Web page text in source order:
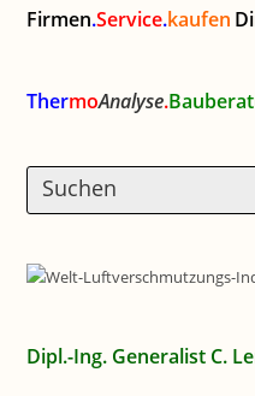
Firmen.Service.kaufen
ThermoAnalyse.
Dipl.-Ing. Generalist C.